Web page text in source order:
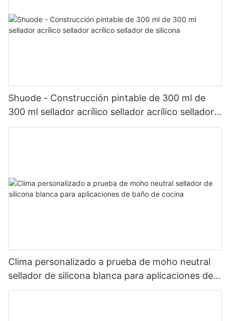
Shuode - Construcción pintable de 300 ml de
300 ml sellador acrílico sellador acrílico sellador
de silicona
Clima personalizado a prueba de moho neutral
sellador de silicona blanca para aplicaciones de
baño de cocina